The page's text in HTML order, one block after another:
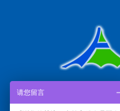
请您留言